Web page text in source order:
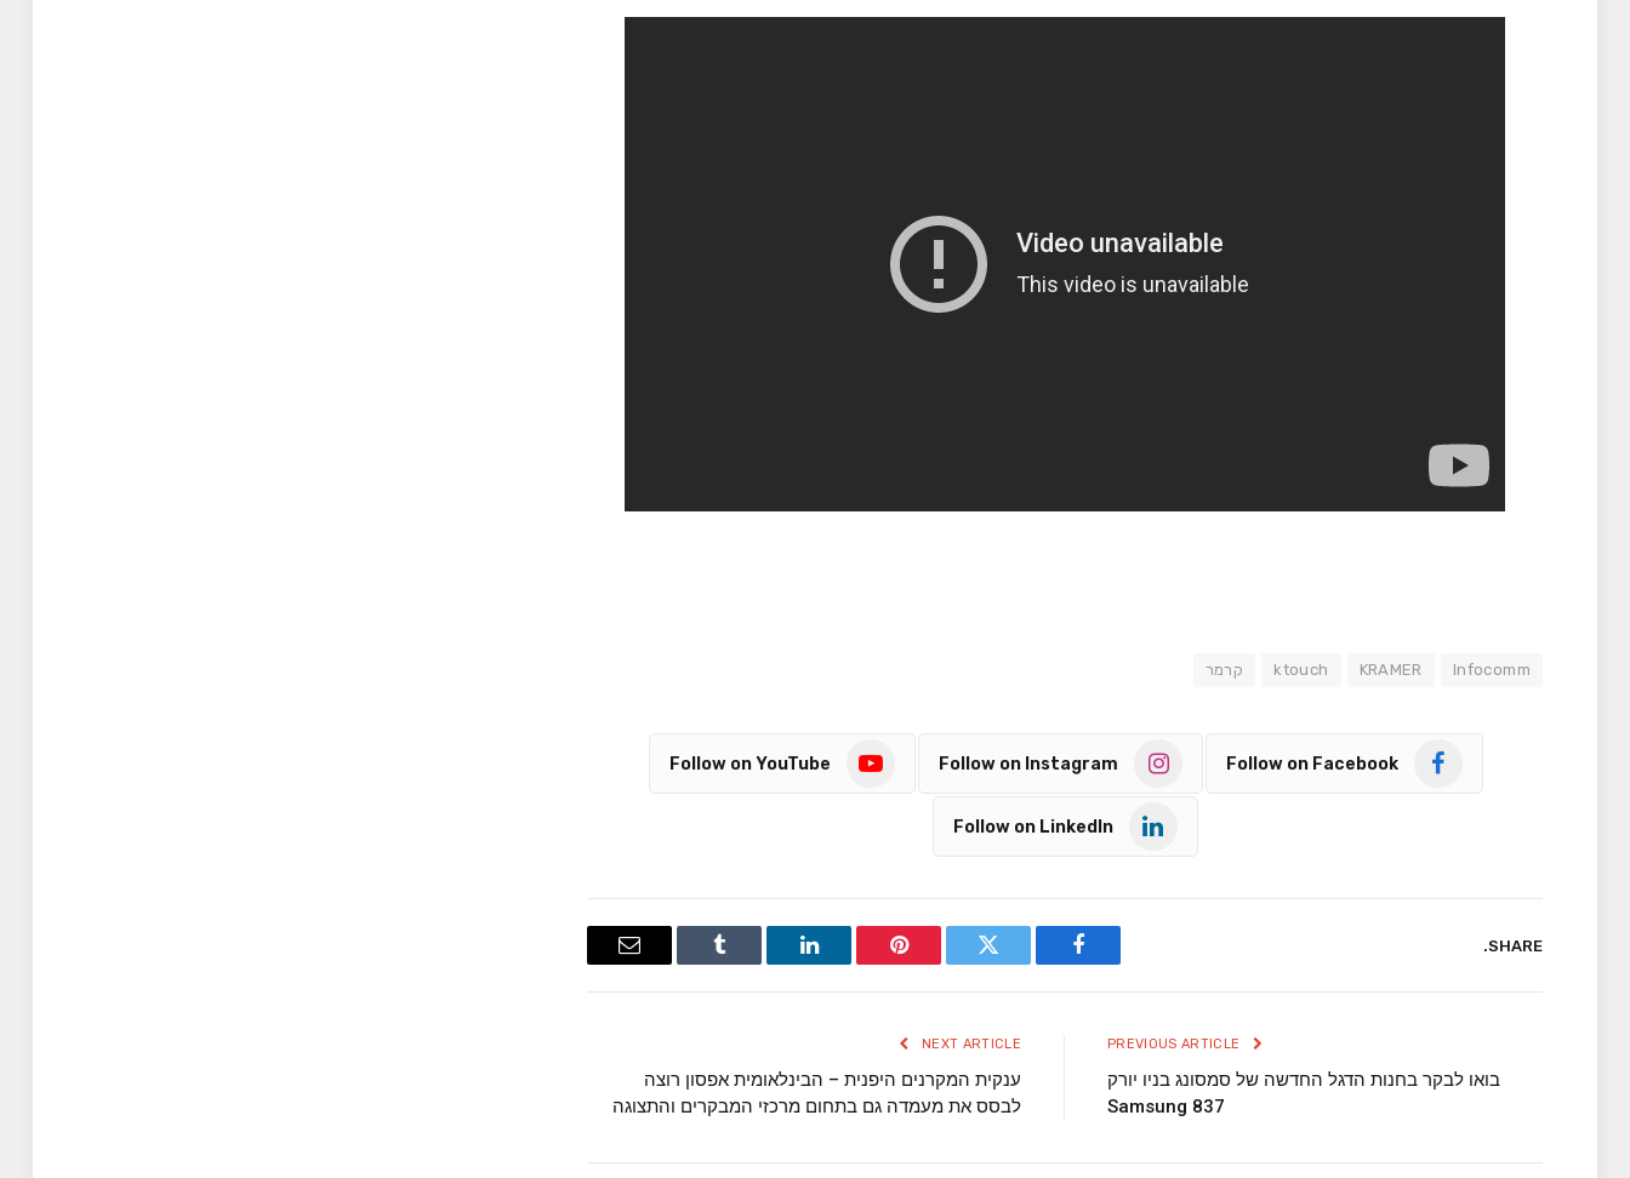
Infocomm
KRAMER
ktouch קרמר
Follow on Facebook
Follow on Instagram
Follow on YouTube
Follow on LinkedIn
SHARE.
Facebook
Twitter
Pinterest
LinkedIn
Tumblr
Email
בואו לבקר בחנות הדגל החדשה של סמסונג בניו יורק
Samsung 837
NEXT ARTICLE
ענקית המקרנים היפנית – הבינלאומית אפסון רוצה
לבסס את מעמדה גם בתחום מרכזי המבקרים והתצוגה